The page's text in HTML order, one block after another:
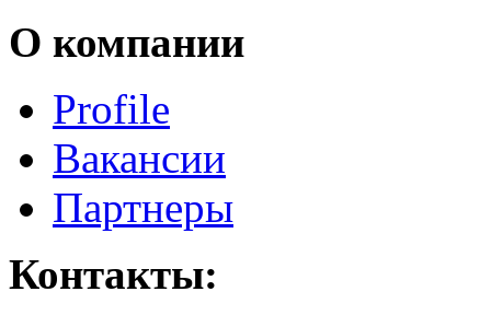
О компании
Profile
Вакансии
Партнеры
Контакты: